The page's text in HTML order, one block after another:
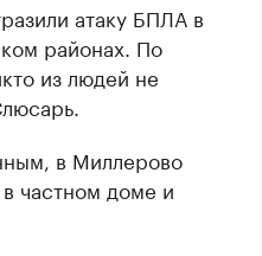
атаку БПЛА в
районах. По
из людей не
в Миллерово
частном доме и